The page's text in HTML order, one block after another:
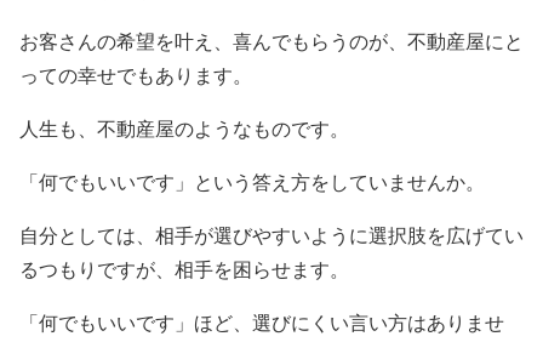
お客さんの希望を叶え、喜んでもらうのが、不動産屋にと
っての幸せでもあります。
人生も、不動産屋のようなものです。
「何でもいいです」という答え方をしていませんか。
自分としては、相手が選びやすいように選択肢を広げてい
るつもりですが、相手を困らせます。
「何でもいいです」ほど、選びにくい言い方はありませ